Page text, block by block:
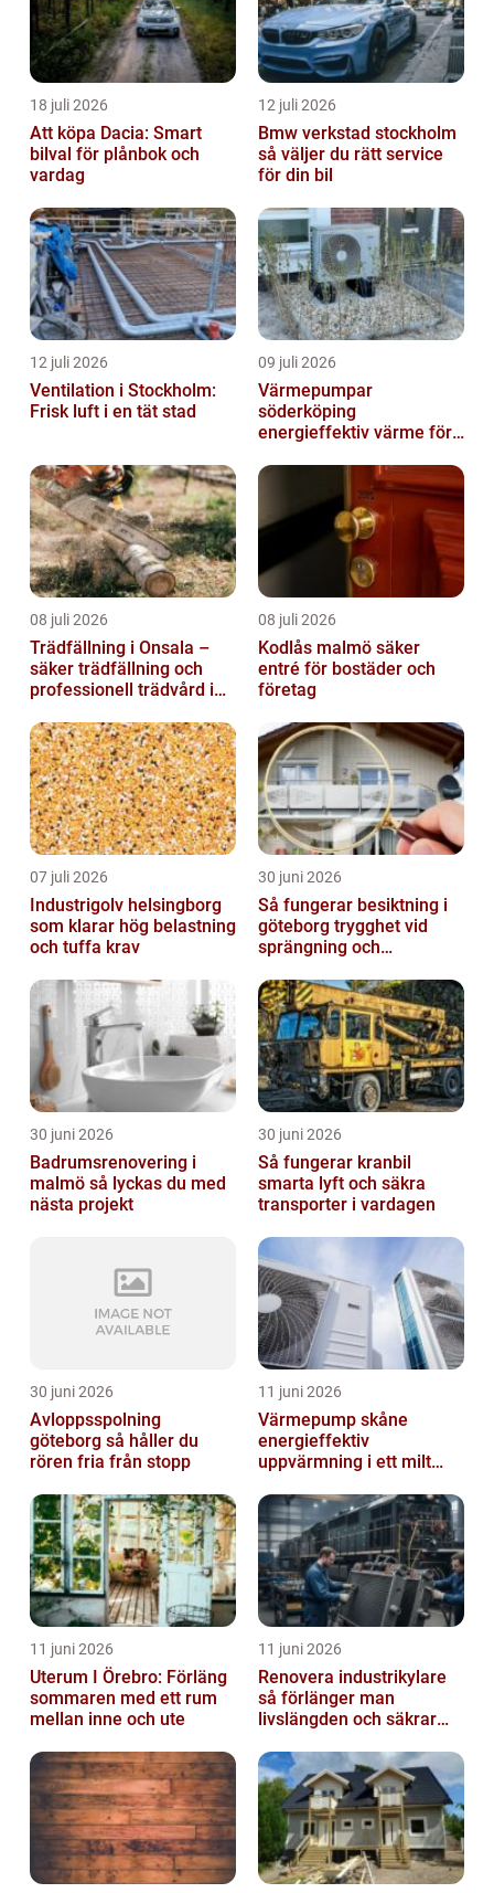
18 juli 2026
Att köpa Dacia: Smart
bilval för plånbok och
vardag
12 juli 2026
Bmw verkstad stockholm
så väljer du rätt service
för din bil
12 juli 2026
Ventilation i Stockholm:
Frisk luft i en tät stad
09 juli 2026
Värmepumpar
söderköping
energieffektiv värme för
08 juli 2026
Trädfällning i Onsala –
säker trädfällning och
professionell trädvård i
08 juli 2026
Kodlås malmö säker
entré för bostäder och
företag
07 juli 2026
Industrigolv helsingborg
som klarar hög belastning
och tuffa krav
30 juni 2026
Så fungerar besiktning i
göteborg trygghet vid
sprängning och
30 juni 2026
Badrumsrenovering i
malmö så lyckas du med
nästa projekt
30 juni 2026
Så fungerar kranbil
smarta lyft och säkra
transporter i vardagen
30 juni 2026
Avloppsspolning
göteborg så håller du
rören fria från stopp
11 juni 2026
Värmepump skåne
energieffektiv
uppvärmning i ett milt
11 juni 2026
Uterum I Örebro: Förläng
sommaren med ett rum
mellan inne och ute
11 juni 2026
Renovera industrikylare
så förlänger man
livslängden och säkrar